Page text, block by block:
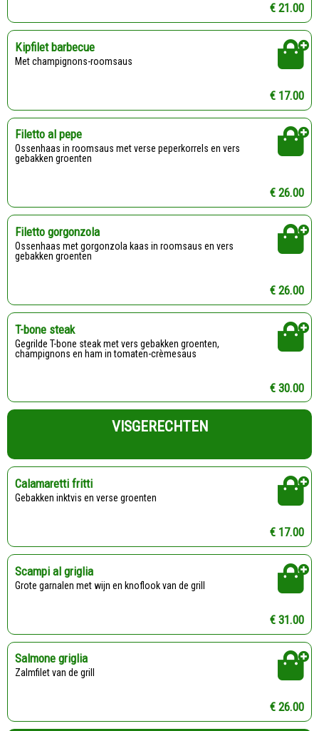
€ 21.00
Kipfilet barbecue
Met champignons-roomsaus
€ 17.00
Filetto al pepe
Ossenhaas in roomsaus met verse peperkorrels en vers
gebakken groenten
€ 26.00
Filetto gorgonzola
Ossenhaas met gorgonzola kaas in roomsaus en vers
gebakken groenten
€ 26.00
T-bone steak
Gegrilde T-bone steak met vers gebakken groenten,
champignons en ham in tomaten-crèmesaus
€ 30.00
VISGERECHTEN
Calamaretti fritti
Gebakken inktvis en verse groenten
€ 17.00
Scampi al griglia
Grote garnalen met wijn en knoflook van de grill
€ 31.00
Salmone griglia
Zalmfilet van de grill
€ 26.00